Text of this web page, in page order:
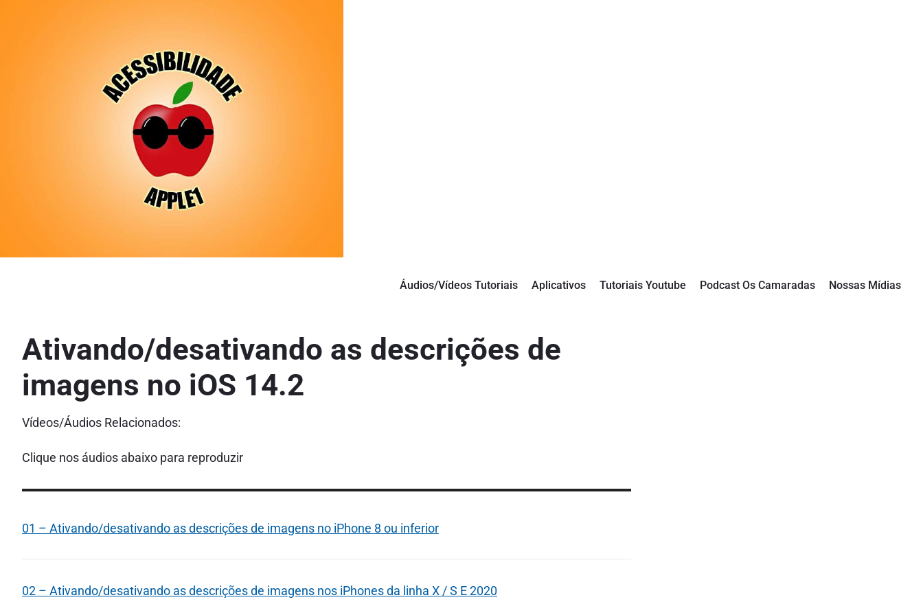
Áudios/Vídeos Tutoriais Aplicativos Tutoriais Youtube Podcast Os Camaradas Nossas Mídias
Ativando/desativando as descrições de
imagens no iOS 14.2
Vídeos/Áudios Relacionados:
Clique nos áudios abaixo para reproduzir
01 – Ativando/desativando as descrições de imagens no iPhone 8 ou inferior
02 – Ativando/desativando as descrições de imagens nos iPhones da linha X / S E 2020